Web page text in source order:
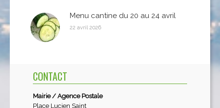
Menu cantine du 20 au 24 avril
22 avril 2026
CONTACT
Mairie / Agence Postale
Place Lucien Saint